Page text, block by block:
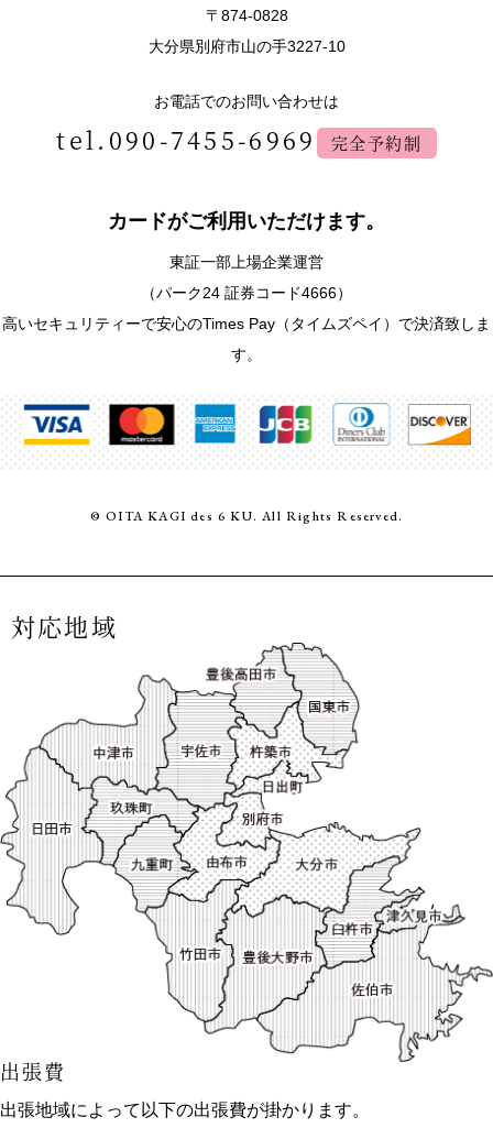
〒874-0828
大分県別府市山の手3227-10
お電話でのお問い合わせは
tel.090-7455-6969 完全予約制
カードがご利用いただけます。
東証一部上場企業運営
（パーク24 証券コード4666）
高いセキュリティーで安心のTimes Pay（タイムズペイ）で決済致しま
す。
© OITA KAGI des 6 KU. All Rights Reserved.
対応地域
出張費
出張地域によって以下の出張費が掛かります。